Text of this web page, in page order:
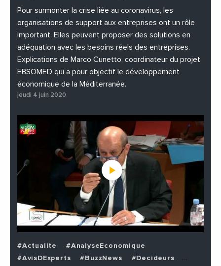
#PhotosEtVideos
Pour surmonter la crise liée au coronavirus, les
organisations de support aux entreprises ont un rôle
important. Elles peuvent proposer des solutions en
adéquation avec les besoins réels des entreprises.
Explications de Marco Cunetto, coordinateur du projet
EBSOMED qui a pour objectif le développement
économique de la Méditerranée.
jeudi 4 juin 2020
#Actualite
#AnalyseEconomique
#AvisDExperts
#BuzzNews
#Decideurs